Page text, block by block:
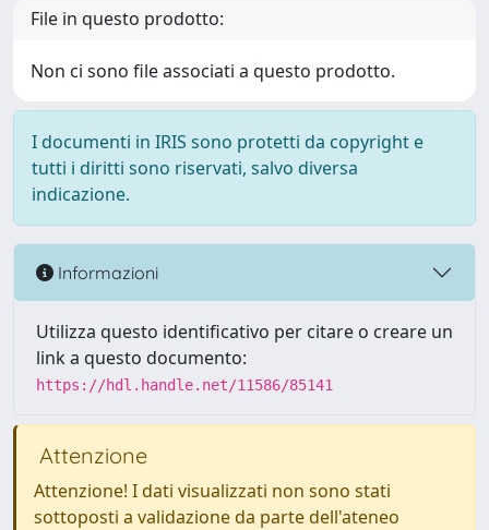
File in questo prodotto:
Non ci sono file associati a questo prodotto.
I documenti in IRIS sono protetti da copyright e
tutti i diritti sono riservati, salvo diversa
indicazione.
Informazioni
Utilizza questo identificativo per citare o creare un
link a questo documento:
https://hdl.handle.net/11586/85141
Attenzione
Attenzione! I dati visualizzati non sono stati
sottoposti a validazione da parte dell'ateneo